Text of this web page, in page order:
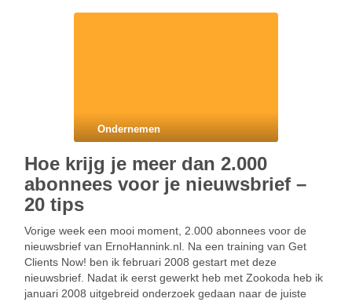
Ondernemen
Hoe krijg je meer dan 2.000
abonnees voor je nieuwsbrief –
20 tips
Vorige week een mooi moment, 2.000 abonnees voor de
nieuwsbrief van ErnoHannink.nl. Na een training van Get
Clients Now! ben ik februari 2008 gestart met deze
nieuwsbrief. Nadat ik eerst gewerkt heb met Zookoda heb ik
januari 2008 uitgebreid onderzoek gedaan naar de juiste